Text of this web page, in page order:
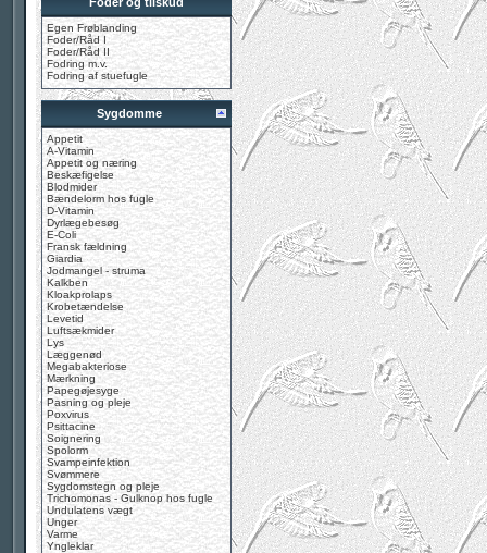
Egen Frøblanding
Foder/Råd I
Foder/Råd II
Fodring m.v.
Fodring af stuefugle
Sygdomme
Appetit
A-Vitamin
Appetit og næring
Beskæfigelse
Blodmider
Bændelorm hos fugle
D-Vitamin
Dyrlægebesøg
E-Coli
Fransk fældning
Giardia
Jodmangel - struma
Kalkben
Kloakprolaps
Krobetændelse
Levetid
Luftsækmider
Lys
Læggenød
Megabakteriose
Mærkning
Papegøjesyge
Pasning og pleje
Poxvirus
Psittacine
Soignering
Spolorm
Svampeinfektion
Svømmere
Sygdomstegn og pleje
Trichomonas - Gulknop hos fugle
Undulatens vægt
Unger
Varme
Yngleklar